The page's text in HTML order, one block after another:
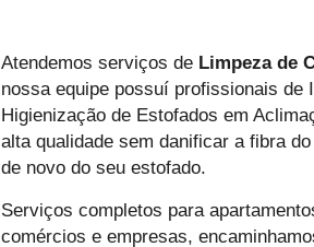
Atendemos serviços de Limpeza de
nossa equipe possuí profissionais de
Higienização de Estofados em
alta qualidade sem danificar a fibra
de novo do seu estofado.
Serviços completos para
comércios e empresas,